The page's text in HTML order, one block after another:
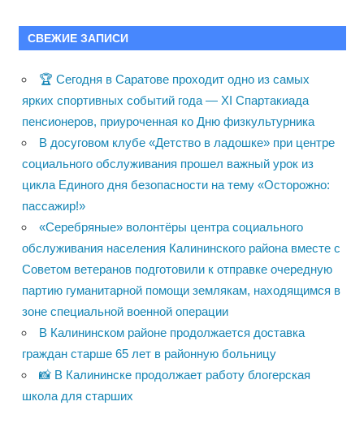
СВЕЖИЕ ЗАПИСИ
🏆 Сегодня в Саратове проходит одно из самых
ярких спортивных событий года — XI Спартакиада
пенсионеров, приуроченная ко Дню физкультурника
В досуговом клубе «Детство в ладошке» при центре
социального обслуживания прошел важный урок из
цикла Единого дня безопасности на тему «Осторожно:
пассажир!»
«Серебряные» волонтёры центра социального
обслуживания населения Калининского района вместе с
Советом ветеранов подготовили к отправке очередную
партию гуманитарной помощи землякам, находящимся в
зоне специальной военной операции
В Калининском районе продолжается доставка
граждан старше 65 лет в районную больницу
📸 В Калининске продолжает работу блогерская
школа для старших